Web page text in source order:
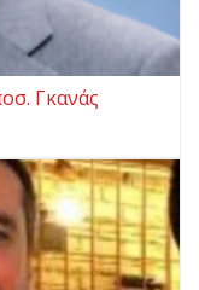
Γκανάς